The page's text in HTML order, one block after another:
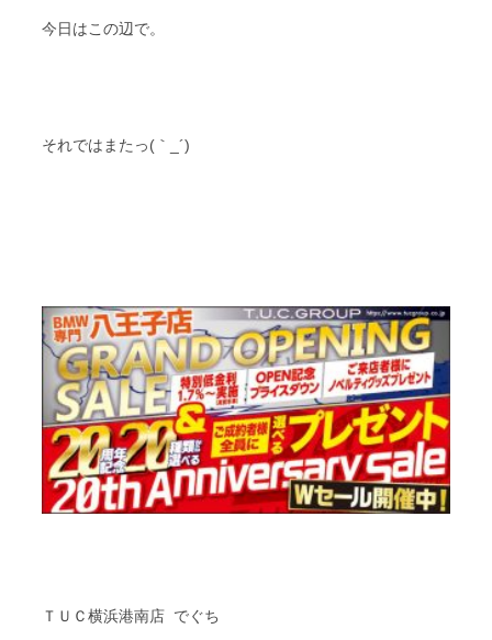
今日はこの辺で。
それではまたっ(｀_´)ゞ
ＴＵＣ横浜港南店 でぐち